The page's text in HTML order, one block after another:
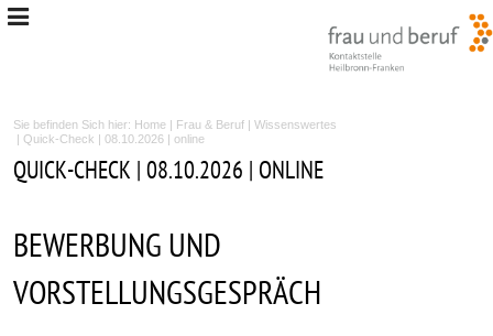
Sie befinden Sich hier: Home | Frau & Beruf | Wissenswertes
| Quick-Check | 08.10.2026 | online
QUICK-CHECK | 08.10.2026 | ONLINE
BEWERBUNG UND
VORSTELLUNGSGESPRÄCH